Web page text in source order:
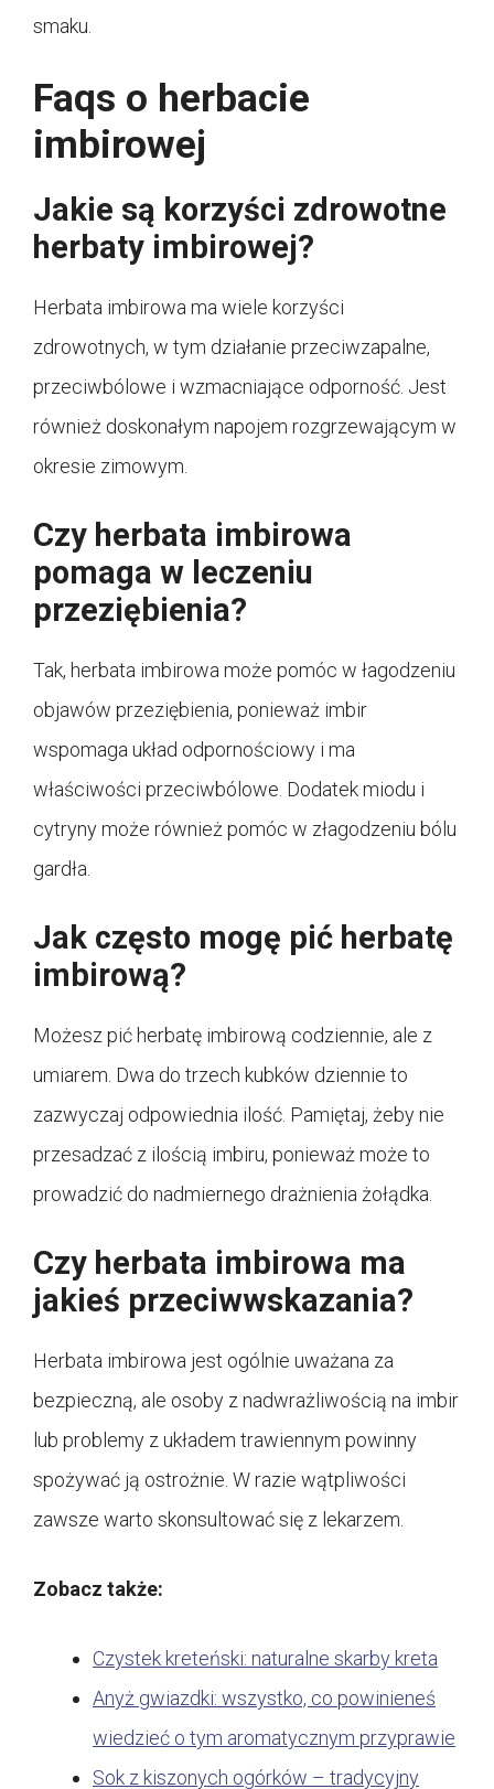
smaku.
Faqs o herbacie
imbirowej
Jakie są korzyści zdrowotne
herbaty imbirowej?
Herbata imbirowa ma wiele korzyści
zdrowotnych, w tym działanie przeciwzapalne,
przeciwbólowe i wzmacniające odporność. Jest
również doskonałym napojem rozgrzewającym w
okresie zimowym.
Czy herbata imbirowa
pomaga w leczeniu
przeziębienia?
Tak, herbata imbirowa może pomóc w łagodzeniu
objawów przeziębienia, ponieważ imbir
wspomaga układ odpornościowy i ma
właściwości przeciwbólowe. Dodatek miodu i
cytryny może również pomóc w złagodzeniu bólu
gardła.
Jak często mogę pić herbatę
imbirową?
Możesz pić herbatę imbirową codziennie, ale z
umiarem. Dwa do trzech kubków dziennie to
zazwyczaj odpowiednia ilość. Pamiętaj, żeby nie
przesadzać z ilością imbiru, ponieważ może to
prowadzić do nadmiernego drażnienia żołądka.
Czy herbata imbirowa ma
jakieś przeciwwskazania?
Herbata imbirowa jest ogólnie uważana za
bezpieczną, ale osoby z nadwrażliwością na imbir
lub problemy z układem trawiennym powinny
spożywać ją ostrożnie. W razie wątpliwości
zawsze warto skonsultować się z lekarzem.
Zobacz także:
Czystek kreteński: naturalne skarby kreta
Anyż gwiazdki: wszystko, co powinieneś
wiedzieć o tym aromatycznym przyprawie
Sok z kiszonych ogórków – tradycyjny